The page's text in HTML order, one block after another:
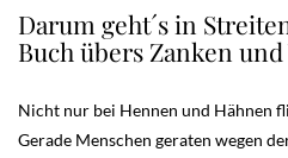
Darum geht´s in
Buch übers Zanken
Nicht nur bei Hennen und Hähnen
Gerade Menschen geraten wegen